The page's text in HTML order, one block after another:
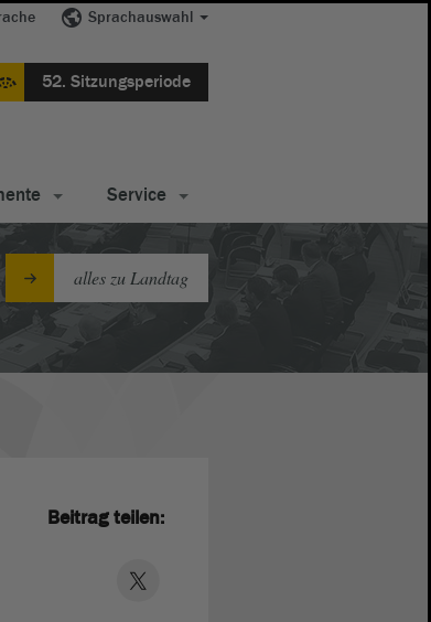
Sprachauswahl
52. Sitzungsperiode
Service
alles zu Landtag
Beitrag teilen: